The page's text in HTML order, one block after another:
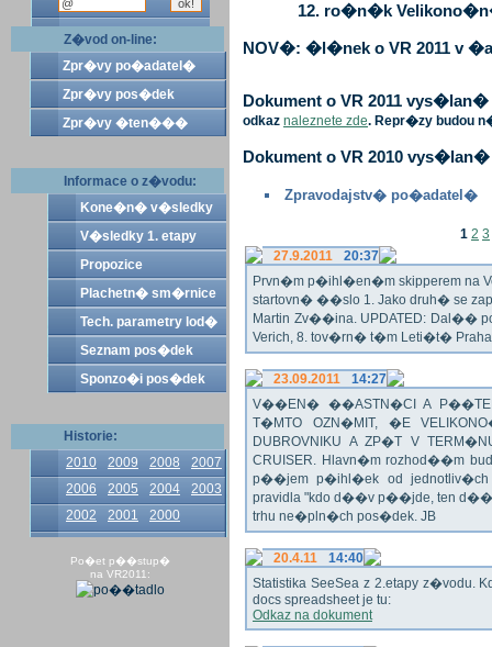
Z�vod on-line:
Zpr�vy po�adatel�
Zpr�vy pos�dek
Zpr�vy �ten���
Informace o z�vodu:
Kone�n� v�sledky
V�sledky 1. etapy
Propozice
Plachetn� sm�rnice
Tech. parametry lod�
Seznam pos�dek
Sponzo�i pos�dek
Historie:
2010
2009 2008
2007
2006
2005 2004
2003
2002
2001 2000
Po�et p��stup�
na VR2011:
12. ro�n�k
NOV�: �l�nek o VR 2011 v
Dokument o VR 2011
odkaz naleznete zde. Repr�zy budou
Dokument o VR 2010
Zpravodajstv� po�adatel�
1 2 3
27.9.2011
20:37
Prvn�m p�ihl�en�m skipperem na
startovn� ��slo 1. Jako druh� se
Martin Zv��ina. UPDATED: Dal��
Verich, 8. tov�rn� t�m Leti�t� Praha
23.09.2011
14:27
V��EN� ��ASTN�CI A
T�MTO OZN�MIT, �E
DUBROVNIKU A ZP�T V
CRUISER. Hlavn�m rozhod��m
p��jem p�ihl�ek od
pravidla "kdo d��v p��jde, ten
trhu ne�pln�ch pos�dek. JB
20.4.11
14:40
Statistika SeeSea z 2.etapy z�vodu.
docs spreadsheet je tu:
Odkaz na dokument